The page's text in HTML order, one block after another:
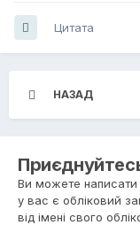
Цитата
НАЗАД
Ви можете написати
у вас є обліковий
від імені свого